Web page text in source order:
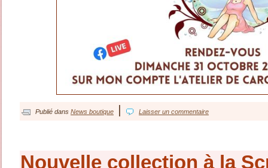
Publié dans News boutique Laisser un commentaire
Nouvelle collection à la